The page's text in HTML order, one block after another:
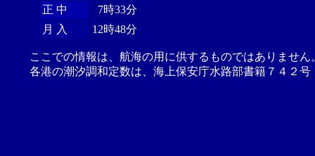
正 中
7時33分
月 入
12時48分
ここでの情報は、航海の用に供するものではありませ
各港の潮汐調和定数は、海上保安庁水路部書籍７４２